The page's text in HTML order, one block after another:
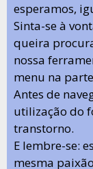
esperamos,
Sinta-se à
queira
nossa
menu na
Antes de
utilização do
transtorno.
E lembre-se:
mesma